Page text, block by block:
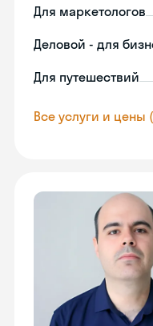
Для маркетологов
Деловой - для
Для путешествий
Все услуги и цены